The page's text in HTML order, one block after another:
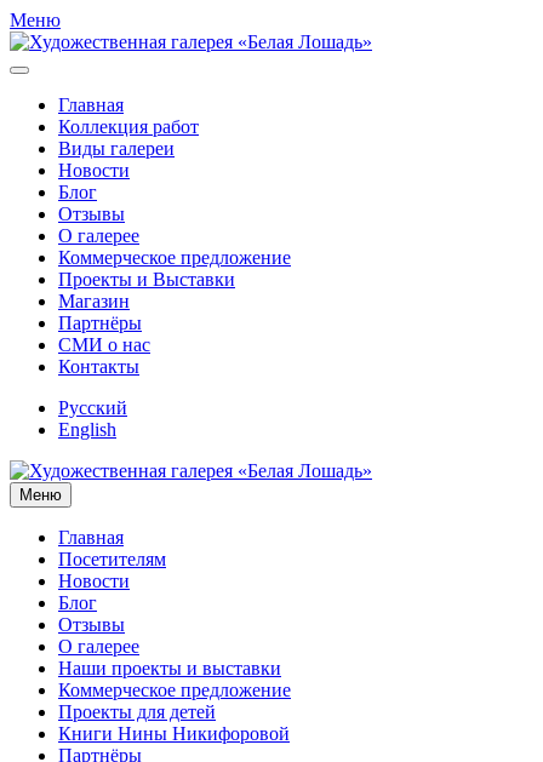
Меню
Главная
Коллекция работ
Виды галереи
Новости
Блог
Отзывы
О галерее
Коммерческое предложение
Проекты и Выставки
Магазин
Партнёры
СМИ о нас
Контакты
Русский
English
Меню
Главная
Посетителям
Новости
Блог
Отзывы
О галерее
Наши проекты и выставки
Коммерческое предложение
Проекты для детей
Книги Нины Никифоровой
Партнёры